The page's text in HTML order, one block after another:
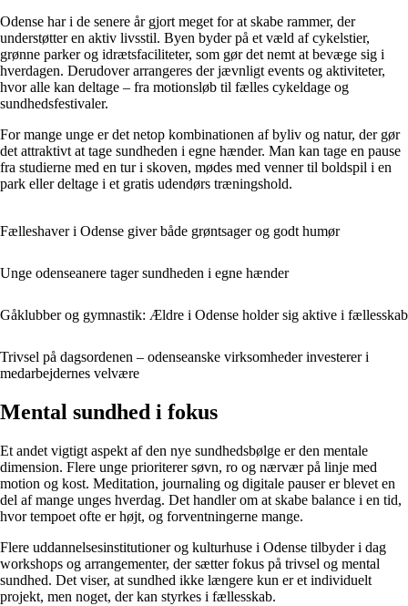
Odense har i de senere år gjort meget for at skabe rammer, der
understøtter en aktiv livsstil. Byen byder på et væld af cykelstier,
grønne parker og idrætsfaciliteter, som gør det nemt at bevæge sig i
hverdagen. Derudover arrangeres der jævnligt events og aktiviteter,
hvor alle kan deltage – fra motionsløb til fælles cykeldage og
sundhedsfestivaler.
For mange unge er det netop kombinationen af byliv og natur, der gør
det attraktivt at tage sundheden i egne hænder. Man kan tage en pause
fra studierne med en tur i skoven, mødes med venner til boldspil i en
park eller deltage i et gratis udendørs træningshold.
Fælleshaver i Odense giver både grøntsager og godt humør
Unge odenseanere tager sundheden i egne hænder
Gåklubber og gymnastik: Ældre i Odense holder sig aktive i fællesskab
Trivsel på dagsordenen – odenseanske virksomheder investerer i
medarbejdernes velvære
Mental sundhed i fokus
Et andet vigtigt aspekt af den nye sundhedsbølge er den mentale
dimension. Flere unge prioriterer søvn, ro og nærvær på linje med
motion og kost. Meditation, journaling og digitale pauser er blevet en
del af mange unges hverdag. Det handler om at skabe balance i en tid,
hvor tempoet ofte er højt, og forventningerne mange.
Flere uddannelsesinstitutioner og kulturhuse i Odense tilbyder i dag
workshops og arrangementer, der sætter fokus på trivsel og mental
sundhed. Det viser, at sundhed ikke længere kun er et individuelt
projekt, men noget, der kan styrkes i fællesskab.